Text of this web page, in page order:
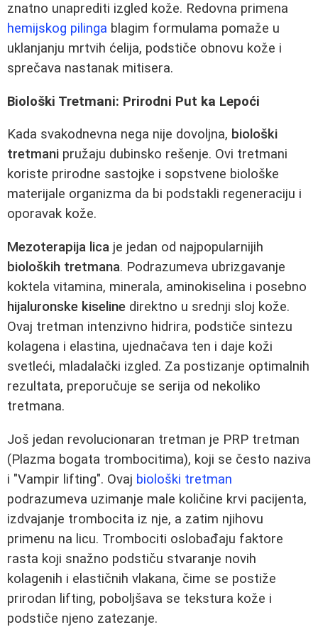
znatno unaprediti izgled kože. Redovna primena
hemijskog pilinga blagim formulama pomaže u
uklanjanju mrtvih ćelija, podstiče obnovu kože i
sprečava nastanak mitisera.
Biološki Tretmani: Prirodni Put ka Lepoći
Kada svakodnevna nega nije dovoljna, biološki
tretmani pružaju dubinsko rešenje. Ovi tretmani
koriste prirodne sastojke i sopstvene biološke
materijale organizma da bi podstakli regeneraciju i
oporavak kože.
Mezoterapija lica je jedan od najpopularnijih
bioloških tretmana. Podrazumeva ubrizgavanje
koktela vitamina, minerala, aminokiselina i posebno
hijaluronske kiseline direktno u srednji sloj kože.
Ovaj tretman intenzivno hidrira, podstiče sintezu
kolagena i elastina, ujednačava ten i daje koži
svetleći, mladalački izgled. Za postizanje optimalnih
rezultata, preporučuje se serija od nekoliko
tretmana.
Još jedan revolucionaran tretman je PRP tretman
(Plazma bogata trombocitima), koji se često naziva
i "Vampir lifting". Ovaj biološki tretman
podrazumeva uzimanje male količine krvi pacijenta,
izdvajanje trombocita iz nje, a zatim njihovu
primenu na licu. Trombociti oslobađaju faktore
rasta koji snažno podstiču stvaranje novih
kolagenih i elastičnih vlakana, čime se postiže
prirodan lifting, poboljšava se tekstura kože i
podstiče njeno zatezanje.